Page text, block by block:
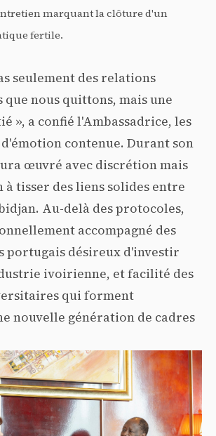
marquant la clôture d'un
fertile.
seulement des relations
nous quittons, mais une
», a confié l'Ambassadrice, les
contenue. Durant son
œuvré avec discrétion mais
tisser des liens solides entre
Au-delà des protocoles,
accompagné des
portugais désireux d'investir
ivoirienne, et facilité des
qui forment
nouvelle génération de cadres